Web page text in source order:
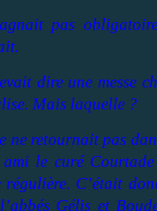
pas
dire une messe
Mais laquelle ?
ne retournait pas
le curé Courtade
C’était
Gélis et